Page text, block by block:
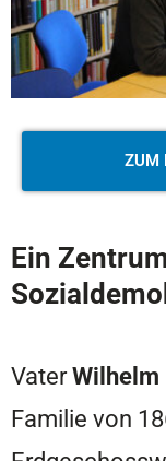
ZUM
Ein
VaterWilhelm
Familie von